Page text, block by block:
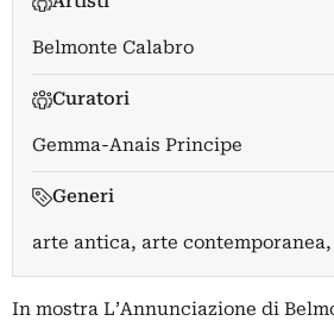
Belmonte Calabro
Curatori
Gemma-Anais Principe
Generi
arte antica, arte
In mostra L’Annunciazione di